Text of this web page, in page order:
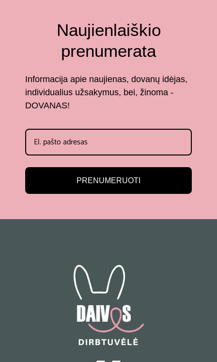
Naujienlaiškio
prenumerata
Informacija apie naujienas, dovanų idėjas,
individualius užsakymus, bei, žinoma -
DOVANAS!
PRENUMERUOTI